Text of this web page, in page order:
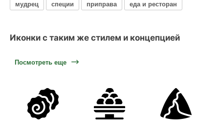
мудрец
специи приправа еда и ресторан
Иконки с таким же стилем и концепцией
Посмотреть еще